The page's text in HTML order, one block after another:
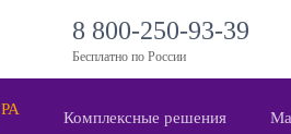
8 800-250-93-39
Бесплатно по России
Комплексные решения